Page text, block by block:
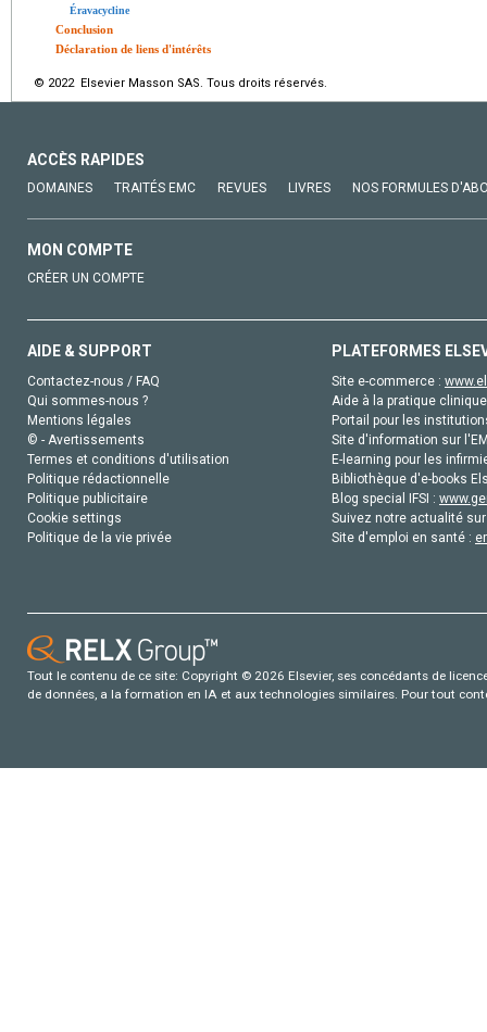
Éravacycline
Conclusion
Déclaration de liens d'intérêts
© 2022 Elsevier Masson SAS. Tous droits réservés.
ACCÈS RAPIDES
DOMAINES TRAITÉS EMC REVUES LIVRES NOS FORMULES
MON COMPTE
CRÉER UN COMPTE
AIDE & SUPPORT
Contactez-nous / FAQ
Qui sommes-nous ?
Mentions légales
© - Avertissements
Termes et conditions d'utilisation
Politique rédactionnelle
Politique publicitaire
Cookie settings
Politique de la vie privée
PLATEFORMES
Site e-commerce :
Aide à la pratique
Portail pour les
Site d'information sur
E-learning pour les
Bibliothèque d'e-books
Blog special IFSI :
Suivez notre actualité
Site d'emploi en santé :
Tout le contenu de ce site: Copyright © 2026 Elsevier, ses concédants de
de données, a la formation en IA et aux technologies similaires. Pour tout